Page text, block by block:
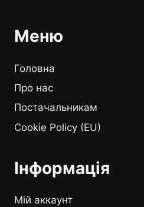
Меню
Головна
Про нас
Постачальникам
Cookie Policy (EU)
Інформація
Мій аккаунт